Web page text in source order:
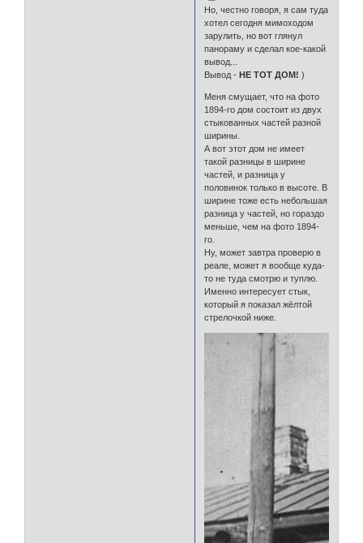
Но, честно говоря, я сам туда
хотел сегодня мимоходом
зарулить, но вот глянул
панораму и сделал кое-какой
вывод...
Вывод -НЕ ТОТ ДОМ! )
Меня смущает, что на фото
1894-го дом состоит из двух
стыкованных частей разной
ширины.
А вот этот дом не имеет
такой разницы в ширине
частей, и разница у
половинок только в высоте. В
ширине тоже есть небольшая
разница у частей, но гораздо
меньше, чем на фото 1894-
го.
Ну, может завтра проверю в
реале, может я вообще куда-
то не туда смотрю и туплю.
Именно интересует стык,
который я показал жёлтой
стрелочкой ниже.